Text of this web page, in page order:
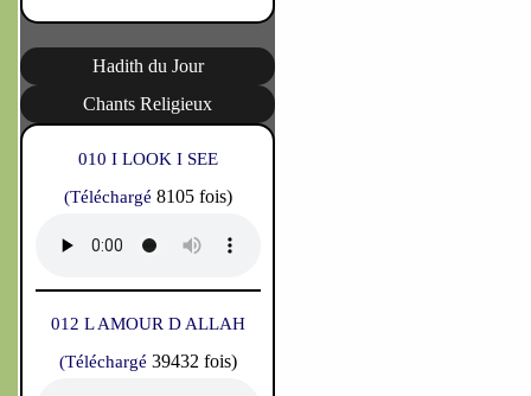
Hadith du Jour
Chants Religieux
010 I LOOK I SEE
(Téléchargé 8105 fois)
012 L AMOUR D ALLAH
(Téléchargé 39432 fois)